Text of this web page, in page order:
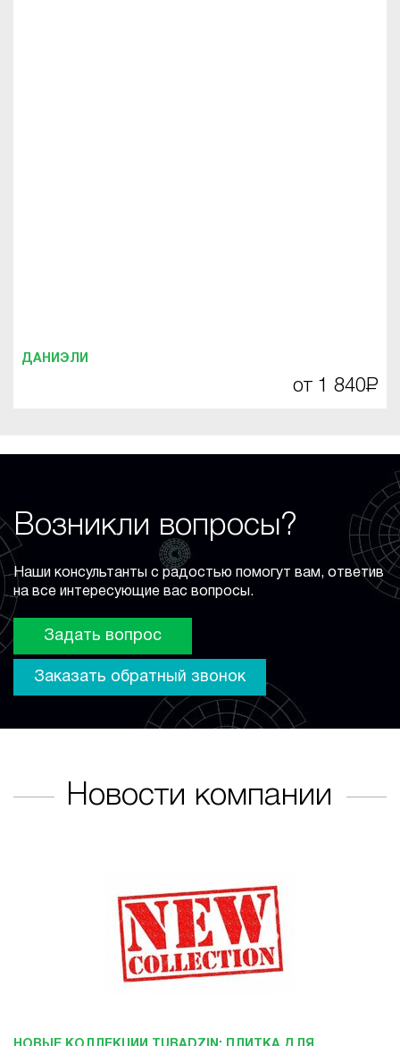
ДАНИЭЛИ
от 1 840Р
Возникли вопросы?
Наши консультанты с радостью помогут вам, ответив
на все интересующие вас вопросы.
Задать вопрос
Заказать обратный звонок
Новости компании